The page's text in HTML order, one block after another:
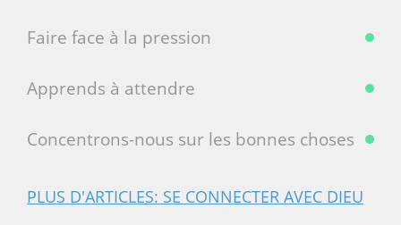
Faire face à la pression
Apprends à attendre
Concentrons-nous sur les bonnes choses
PLUS D'ARTICLES: SE CONNECTER AVEC DIEU